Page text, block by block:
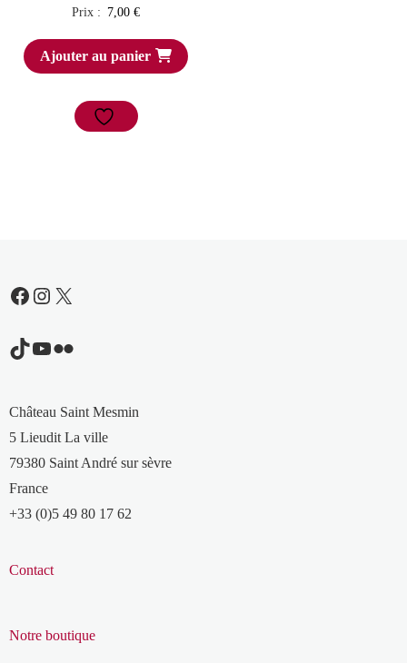
Prix : 7,00€
Ajouter au panier
Facebook
Instagram
X
TikTok
YouTube
Flickr
Château Saint Mesmin
5 Lieudit La ville
79380 Saint André sur sèvre
France
+33 (0)5 49 80 17 62
Contact
Notre boutique